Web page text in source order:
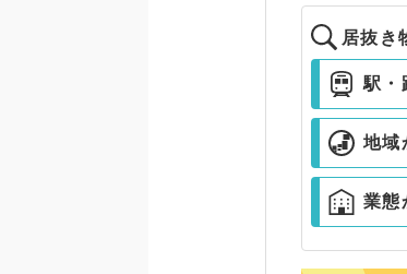
居抜き
駅・
地域
業態